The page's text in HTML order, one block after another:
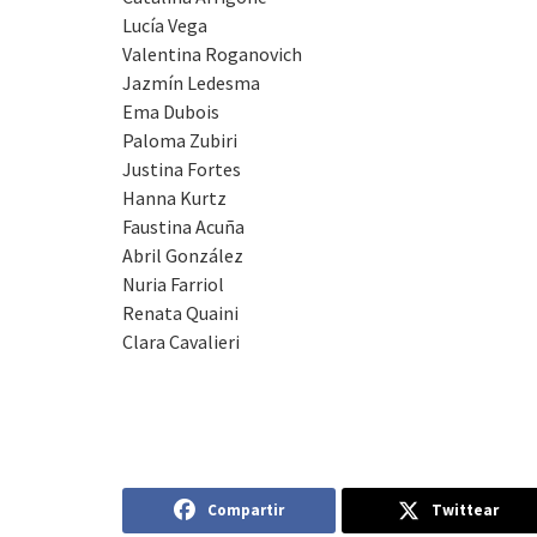
Lucía Vega
Valentina Roganovich
Jazmín Ledesma
Ema Dubois
Paloma Zubiri
Justina Fortes
Hanna Kurtz
Faustina Acuña
Abril González
Nuria Farriol
Renata Quaini
Clara Cavalieri
Compartir Twittear